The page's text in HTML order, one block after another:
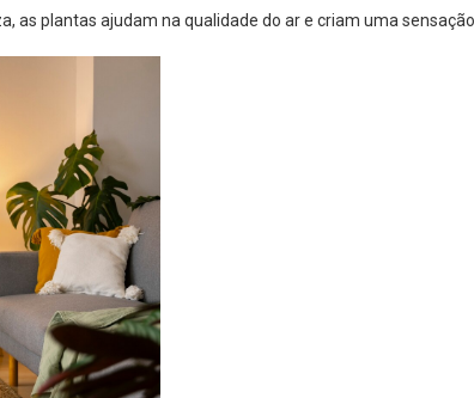
plantas ajudam na qualidade do ar e criam uma